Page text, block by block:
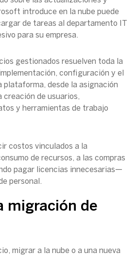
introduce en la nube puede
de tareas al departamento IT
para su empresa.
gestionados resuelven toda la
configuración y el
plataforma, desde la asignación
creación de usuarios,
y herramientas de trabajo
costos vinculados a la
de recursos, a las compras
pagar licencias innecesarias—
personal.
migración de
migrar a la nube o a una nueva